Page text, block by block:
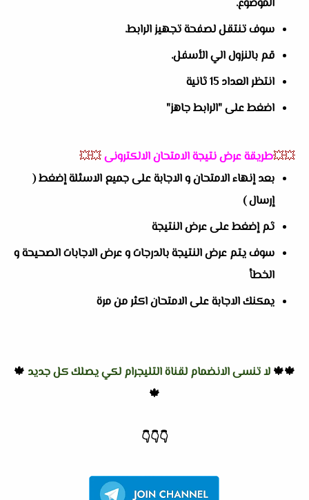
الموضوع.
سوف تنتقل لصفحة تجهيز الرابط.
قم بالنزول الي الأسفل.
انتظر العداد 15 ثانية
اضغط على "الرابط جاهز"
💥💥طريقة عرض نتيجة الامتحان الالكترونى💥💥
بعد إنهاء الامتحان و الاجابة على جميع الاسئلة إضغط (
إرسال )
ثم إضغط على عرض النتيجة
سوف يتم عرض النتيجة بالدرجات و عرض الاجابات الصحيحة و
الخطأ
يمكنك الاجابة على الامتحان اكثر من مرة
🍁🍁 لا تنسى الانضمام لقناة التليجرام لكي يصلك كل جديد 🍁
🍁
👇
👇
👇